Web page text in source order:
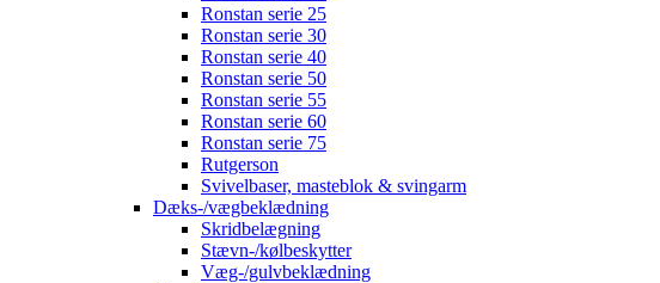
Ronstan serie 25
Ronstan serie 30
Ronstan serie 40
Ronstan serie 50
Ronstan serie 55
Ronstan serie 60
Ronstan serie 75
Rutgerson
Svivelbaser, masteblok & svingarm
Dæks-/vægbeklædning
Skridbelægning
Stævn-/kølbeskytter
Væg-/gulvbeklædning